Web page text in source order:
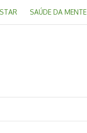
SAÚDE DA MENTE